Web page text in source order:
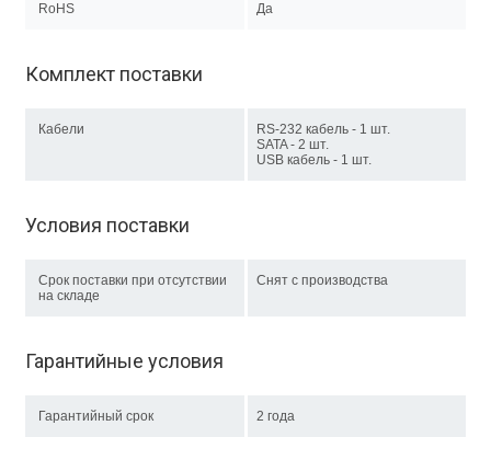
RoHS Да
Комплект поставки
Кабели
RS-232 кабель - 1 шт.
SATA - 2 шт.
USB кабель - 1 шт.
Условия поставки
Срок поставки при отсутствии
на складе
Снят с производства
Гарантийные условия
Гарантийный срок 2 года